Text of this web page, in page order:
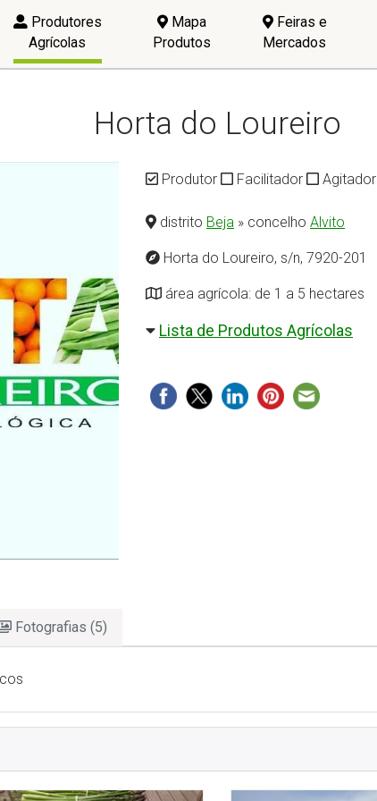
Produtores
Agrícolas
Mapa
Produtos
Feiras e
Mercados
Horta do Loureiro
Produtor Facilitador Agitador
distrito Beja » concelho Alvito
Horta do Loureiro, s/n, 7920-201
área agrícola: de 1 a 5 hectares
Lista de Produtos Agrícolas
Fotografias (5)